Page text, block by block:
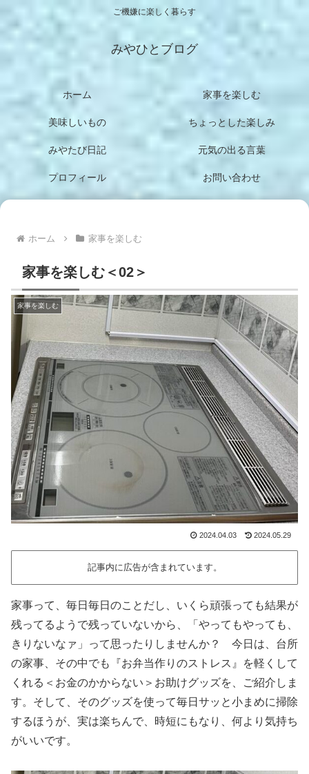
ご機嫌に楽しく暮らす
みやひとブログ
ホーム 家事を楽しむ
美味しいもの ちょっとした楽しみ
みやたび日記 元気の出る言葉
プロフィール お問い合わせ
ホーム 家事を楽しむ
家事を楽しむ＜02＞
家事を楽しむ
2024.04.03 2024.05.29
記事内に広告が含まれています。
家事って、毎日毎日のことだし、いくら頑張っても結果が
残ってるようで残っていないから、「やってもやっても、
きりないなァ」って思ったりしませんか？ 今日は、台所
の家事、その中でも『お弁当作りのストレス』を軽くして
くれる＜お金のかからない＞お助けグッズを、ご紹介しま
す。そして、そのグッズを使って毎日サッと小まめに掃除
するほうが、実は楽ちんで、時短にもなり、何より気持ち
がいいです。